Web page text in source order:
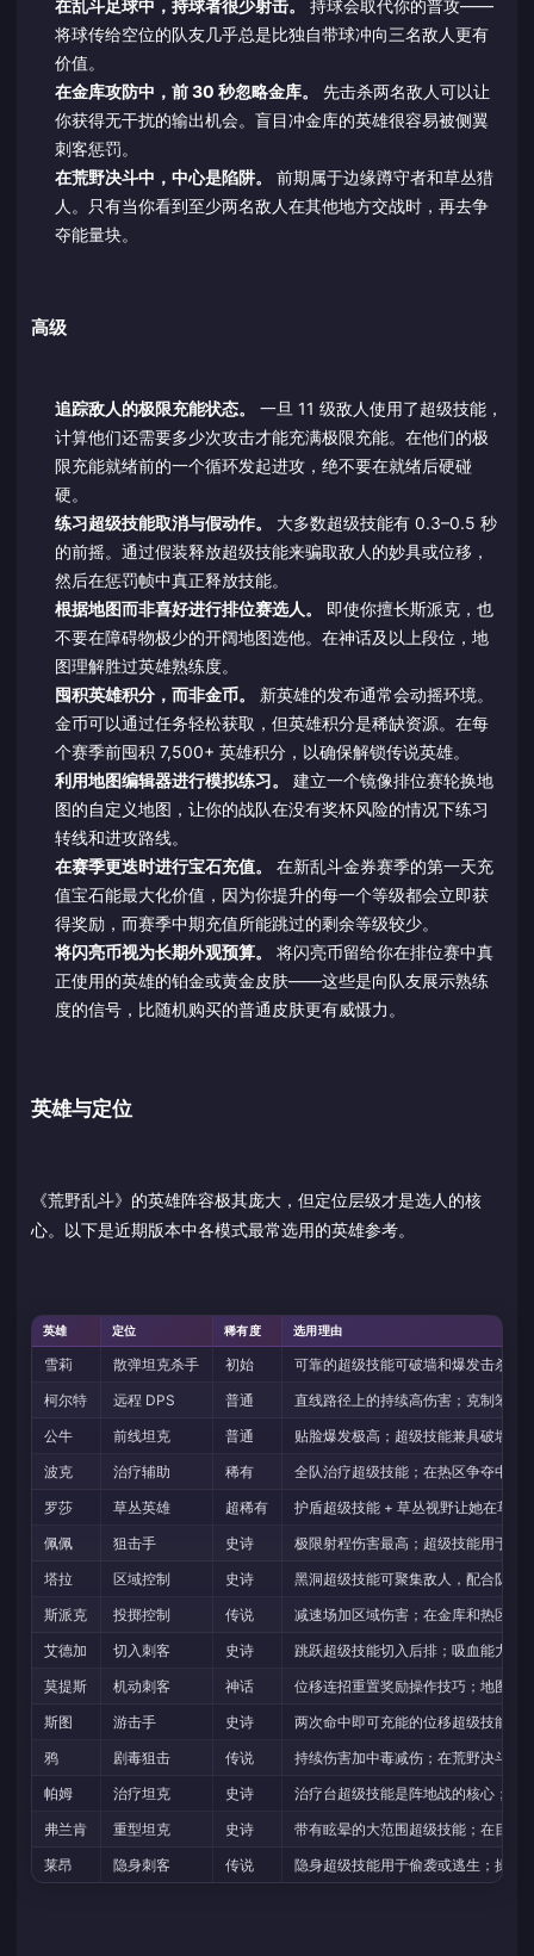
在乱斗足球中，持球者很少射击。
持球会取代你的普攻——
将球传给空位的队友几乎总是比独自带球冲向三名敌人更有
价值。
在金库攻防中，前 30 秒忽略金库。
先击杀两名敌人可以让
你获得无干扰的输出机会。盲目冲金库的英雄很容易被侧翼
刺客惩罚。
在荒野决斗中，中心是陷阱。
前期属于边缘蹲守者和草丛猎
人。只有当你看到至少两名敌人在其他地方交战时，再去争
夺能量块。
高级
追踪敌人的极限充能状态。
一旦 11 级敌人使用了超级技能，
计算他们还需要多少次攻击才能充满极限充能。在他们的极
限充能就绪前的一个循环发起进攻，绝不要在就绪后硬碰
硬。
练习超级技能取消与假动作。
大多数超级技能有 0.3–0.5 秒
的前摇。通过假装释放超级技能来骗取敌人的妙具或位移，
然后在惩罚帧中真正释放技能。
根据地图而非喜好进行排位赛选人。
即使你擅长斯派克，也
不要在障碍物极少的开阔地图选他。在神话及以上段位，地
图理解胜过英雄熟练度。
囤积英雄积分，而非金币。
新英雄的发布通常会动摇环境。
金币可以通过任务轻松获取，但英雄积分是稀缺资源。在每
个赛季前囤积 7,500+ 英雄积分，以确保解锁传说英雄。
利用地图编辑器进行模拟练习。
建立一个镜像排位赛轮换地
图的自定义地图，让你的战队在没有奖杯风险的情况下练习
转线和进攻路线。
在赛季更迭时进行宝石充值。
在新乱斗金券赛季的第一天充
值宝石能最大化价值，因为你提升的每一个等级都会立即获
得奖励，而赛季中期充值所能跳过的剩余等级较少。
将闪亮币视为长期外观预算。
将闪亮币留给你在排位赛中真
正使用的英雄的铂金或黄金皮肤——这些是向队友展示熟练
度的信号，比随机购买的普通皮肤更有威慑力。
英雄与定位
《荒野乱斗》的英雄阵容极其庞大，但定位层级才是选人的核
心。以下是近期版本中各模式最常选用的英雄参考。
英雄 定位 稀有度 选用理由
雪莉 散弹坦克杀手 初始
可靠的超级技能可破墙和爆发击杀；
柯尔特
远程 DPS 普通
直线路径上的持续高伤害；克制笨重
公牛
前线坦克 普通
贴脸爆发极高；超级技能兼具破墙和
波克
治疗辅助 稀有
全队治疗超级技能；在热区争夺中维
罗莎
草丛英雄 超稀有
护盾超级技能 + 草丛视野让她在草丛
佩佩
狙击手 史诗
极限射程伤害最高；超级技能用于逃
塔拉
区域控制 史诗
黑洞超级技能可聚集敌人，配合队友
斯派克
投掷控制 传说
减速场加区域伤害；在金库和热区模
艾德加
切入刺客 史诗
跳跃超级技能切入后排；吸血能力让
莫提斯
机动刺客 神话
位移连招重置奖励操作技巧；地图控
斯图
游击手 史诗
两次命中即可充能的位移超级技能，
鸦
剧毒狙击 传说
持续伤害加中毒减伤；在荒野决斗中
帕姆
治疗坦克 史诗
治疗台超级技能是阵地战的核心；模
弗兰肯
重型坦克 史诗
带有眩晕的大范围超级技能；在目标
莱昂
隐身刺客 传说 隐身超级技能用于偷袭或逃生；操作